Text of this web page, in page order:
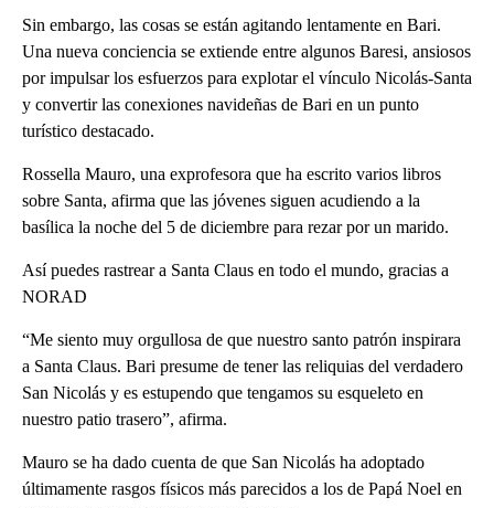
Sin embargo, las cosas se están agitando lentamente en Bari.
Una nueva conciencia se extiende entre algunos Baresi, ansiosos
por impulsar los esfuerzos para explotar el vínculo Nicolás-Santa
y convertir las conexiones navideñas de Bari en un punto
turístico destacado.
Rossella Mauro, una exprofesora que ha escrito varios libros
sobre Santa, afirma que las jóvenes siguen acudiendo a la
basílica la noche del 5 de diciembre para rezar por un marido.
Así puedes rastrear a Santa Claus en todo el mundo, gracias a
NORAD
“Me siento muy orgullosa de que nuestro santo patrón inspirara
a Santa Claus. Bari presume de tener las reliquias del verdadero
San Nicolás y es estupendo que tengamos su esqueleto en
nuestro patio trasero”, afirma.
Mauro se ha dado cuenta de que San Nicolás ha adoptado
últimamente rasgos físicos más parecidos a los de Papá Noel en